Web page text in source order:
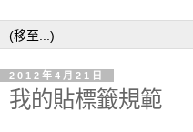
2012年4月21日
我的貼標籤規範